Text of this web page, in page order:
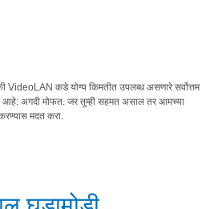
VideoLAN कडे योग्य किमतीत उपलब्ध असणारे सर्वोत्तम
आहे: अगदी मोफत. जर तुम्ही सहमत असाल तर आमच्या
मदत करा.